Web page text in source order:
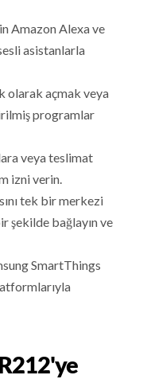
Amazon Alexa ve
asistanlarla
olarak açmak veya
programlar
veya teslimat
izni verin.
tek bir merkezi
şekilde bağlayın ve
SmartThings